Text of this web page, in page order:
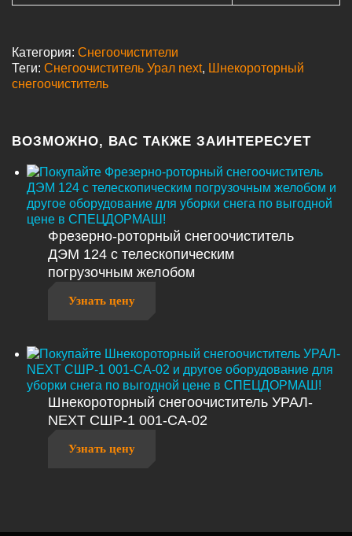
Категория: Снегоочистители
Теги: Снегоочиститель Урал next, Шнекороторный
снегоочиститель
ВОЗМОЖНО, ВАС ТАКЖЕ ЗАИНТЕРЕСУЕТ
Фрезерно-роторный снегоочиститель
ДЭМ 124 с телескопическим
погрузочным желобом
Узнать цену
Шнекороторный снегоочиститель УРАЛ-
NEXT СШР-1 001-СА-02
Узнать цену